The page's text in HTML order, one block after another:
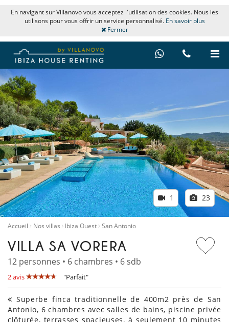
En navigant sur Villanovo vous acceptez l'utilisation des cookies. Nous les
utilisons pour vous offrir un service personnalisé. En savoir plus
Fermer
1 23
Accueil Nos villas Ibiza Ouest San Antonio
VILLA SA VORERA
12 personnes • 6 chambres • 6 sdb
2 avis "Parfait"
Superbe finca traditionnelle de 400m2 près de San
Antonio, 6 chambres avec salles de bains, piscine privée
clôturée, terrasses spacieuses, à seulement 10 minutes